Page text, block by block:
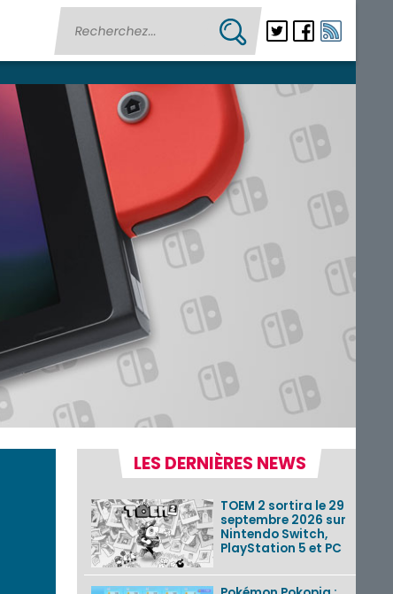
LES DERNIÈRES NEWS
TOEM 2 sortira le 29
septembre 2026 sur
Nintendo Switch,
PlayStation 5 et PC